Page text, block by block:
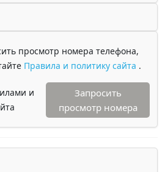
просмотр номера телефона,
Правила и политику сайта .
и
Запросить
просмотр номера